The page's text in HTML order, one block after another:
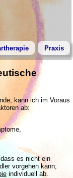
Praxis
kann ich im Voraus
ab:
es nicht ein
vorgehen kann,
individuell ab.